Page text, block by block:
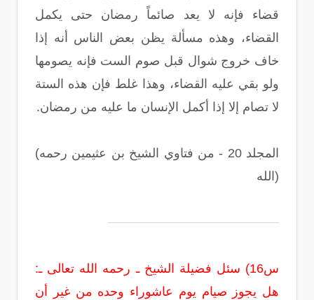
قضاء فإنه لا يعد صائماً رمضان حتى يكمل
القضاء، وهذه مسألة يظن بعض الناس أنه إذا
خاف خروج شوال قبل صوم الست فإنه يصومها
ولو بقي عليه القضاء، وهذا غلط فإن هذه الستة
لا تصام إلا إذا أكمل الإنسان ما عليه من رمضان‏.‏
(المجلد 20 - من فتاوي الشيخ بن عثيمين رحمه
الله)
س16) سئل فضيلة الشيخ ـ رحمه الله تعالى ـ‏:‏
هل يجوز صيام يوم عاشوراء وحده من غير أن